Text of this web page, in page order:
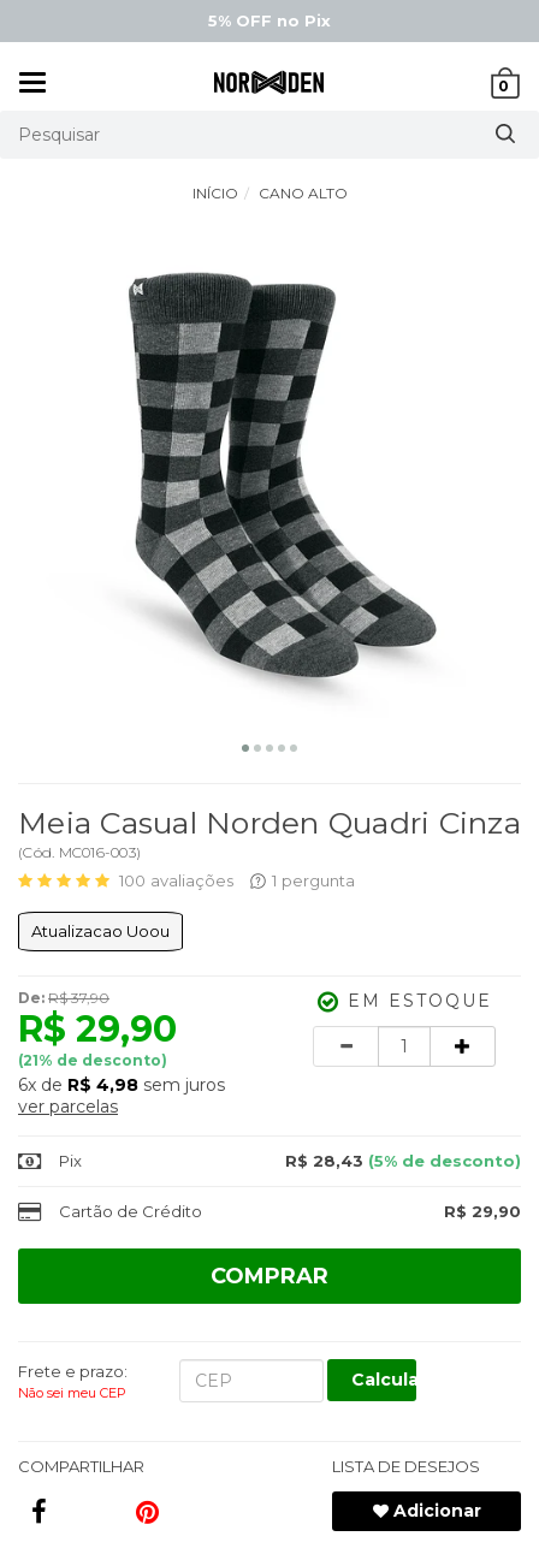
5% OFF no Pix
0
INÍCIO CANO ALTO
Meia Casual Norden Quadri Cinza
(Cód. MC016-003)
100 avaliações 1 pergunta
Atualizacao Uoou
De: R$ 37,90
R$ 29,90
(21% de desconto)
6x de R$ 4,98 sem juros
ver parcelas
EM ESTOQUE
Pix R$ 28,43 (5% de desconto)
Cartão de Crédito R$ 29,90
COMPRAR
Frete e prazo:
Não sei meu CEP
Calcular
COMPARTILHAR LISTA DE DESEJOS
Adicionar